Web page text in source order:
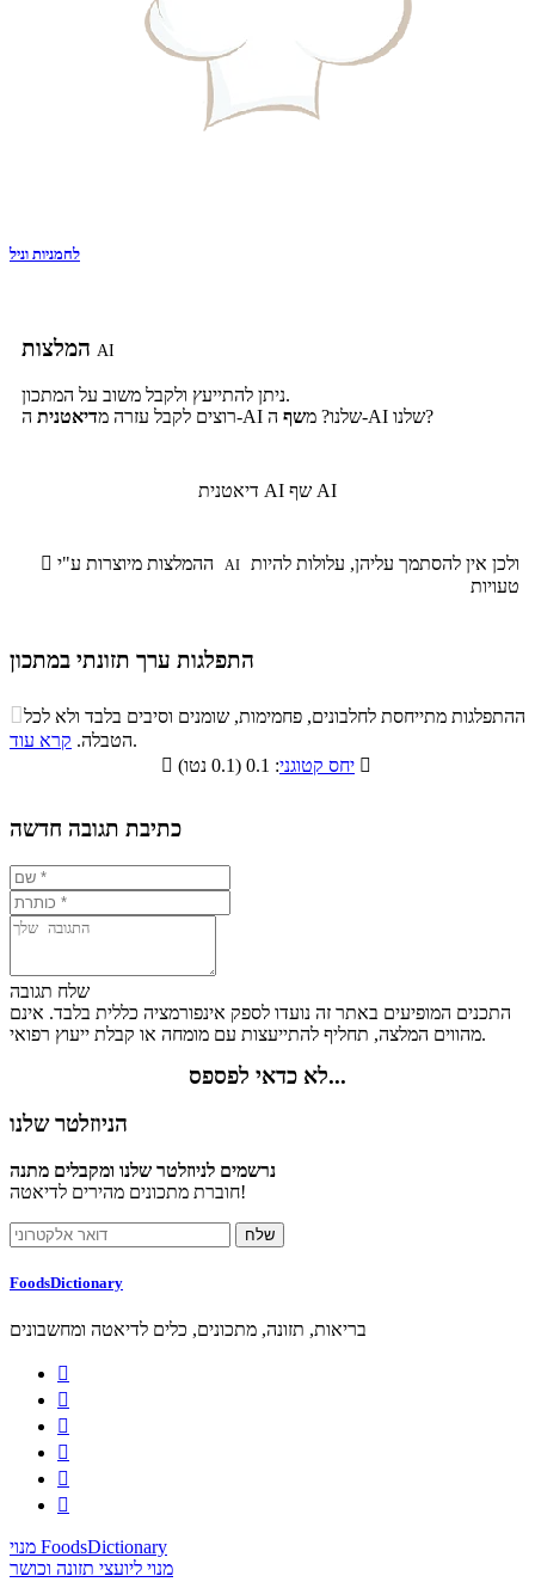
לחמניות וניל
AI
ניתן להתייעץ ולקבל משוב על המתכון.
רוצים לקבל עזרה מדיאטנית ה-AI שלנו? משף ה-AI שלנו?
דיאטנית AI שף AI
 AI
טעויות
התפלגות ערך תזונתי במתכון
התפלגות ערך תזונתי במתכון
סיבים
תזונתיים
שומנים חלבונים
11.7% 79.3%
ההתפלגות מתייחסת לחלבונים, פחמימות, שומנים וסיבים בלבד ולא לכל
הטבלה. קרא עוד
.

יחס קטוגני 
כתיבת תגובה חדשה
שלח תגובה
התכנים המופיעים באתר זה נועדו לספק אינפורמציה כללית בלבד. אינם
מהווים המלצה, תחליף להתייעצות עם מומחה או קבלת ייעוץ רפואי.
לא כדאי לפספס...
הניוזלטר שלנו
נרשמים לניוזלטר שלנו ומקבלים מתנה
חוברת מתכונים מהירים לדיאטה!
FoodsDictionary
בריאות, תזונה, מתכונים, כלים לדיאטה ומחשבונים






מנוי FoodsDictionary
מנוי ליועצי תזונה וכושר